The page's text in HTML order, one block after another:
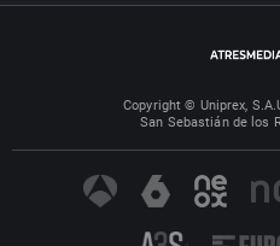
Copyright © Uniprex,
San Sebastián de los